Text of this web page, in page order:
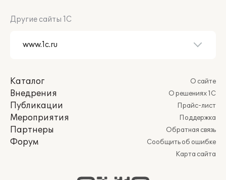
Другие сайты 1С
Каталог
Внедрения
Публикации
Мероприятия
Партнеры
Форум
О сайте
О решениях 1С
Прайс-лист
Поддержка
Обратная связь
Сообщить об ошибке
Карта сайта